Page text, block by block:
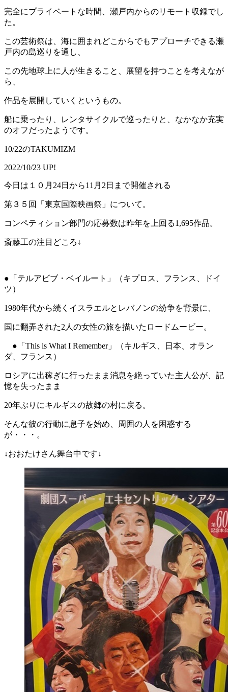
完全にプライベートな時間、瀬戸内からのリモート収録でし
た。
この芸術祭は、海に囲まれどこからでもアプローチできる瀬
戸内の島巡りを通し、
この先地球上に人が生きること、展望を持つことを考えなが
ら、
作品を展開していくというもの。
船に乗ったり、レンタサイクルで巡ったりと、なかなか充実
のオフだったようです。
10/22のTAKUMIZM
2022/10/23 UP!
今日は１０月24日から11月2日まで開催される
第３５回「東京国際映画祭」について。
コンペティション部門の応募数は昨年を上回る1,695作品。
斎藤工の注目どころ↓
●「テルアビブ・ベイルート」（キプロス、フランス、ドイ
ツ）
1980年代から続くイスラエルとレバノンの紛争を背景に、
国に翻弄された2人の女性の旅を描いたロードムービー。
●「This is What I Remember」（キルギス、日本、オラン
ダ、フランス）
ロシアに出稼ぎに行ったまま消息を絶っていた主人公が、記
憶を失ったまま
20年ぶりにキルギスの故郷の村に戻る。
そんな彼の行動に息子を始め、周囲の人を困惑する
が・・・。
↓おおたけさん舞台中です↓